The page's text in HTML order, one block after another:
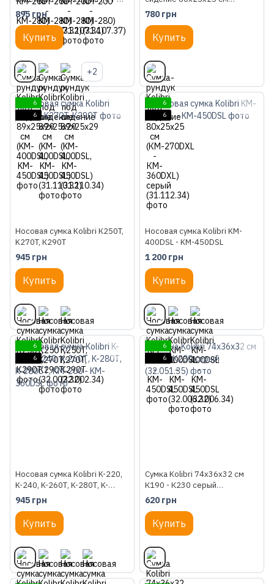
400DSL, KM-450DSL)
895 грн
Купить
+2
(КМ-270DXL - КM-360DXL)
серый (31.112.34)
780 грн
Купить
6
6
Носовая сумка Kolibri К250T,
K270T, К290T
945 грн
Купить
6
6
Носовая сумка Kolibri KM-
400DSL - KM-450DSL
1 200 грн
Купить
6
6
Носовая сумка Kolibri K-220,
K-240, K-260Т, K-280Т, K-
280СТ, KM-200 - KM-360DSL
945 грн
Купить
6
6
Сумка Kolibri 74х36х32 см
К190 - К230 серый
(32.051.35)
620 грн
Купить